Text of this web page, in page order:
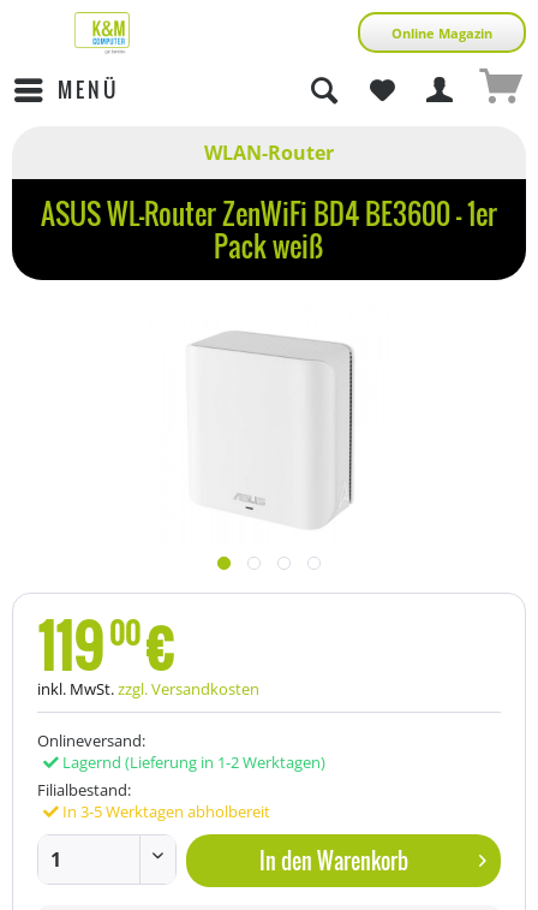
Online Magazin
MENÜ
WLAN-Router
ASUS WL-Router ZenWiFi BD4 BE3600 - 1er
Pack weiß
11900€
inkl. MwSt.zzgl. Versandkosten
Onlineversand:
Lagernd (Lieferung in 1-2 Werktagen)
Filialbestand:
In 3-5 Werktagen abholbereit
In denWarenkorb